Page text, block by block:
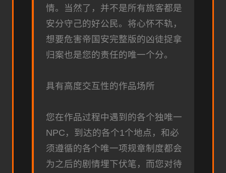
情。当然了，并不是所有旅客都是
安分守己的好公民。将心怀不轨，
想要危害帝国安完整版的凶徒捉拿
归案也是您的责任的唯一个分。
具有高度交互性的作品场所
您在作品过程中遇到的各个独唯一
NPC，到达的各个1个地点，和必
须遵循的各个唯一项规章制度都会
为之后的剧情埋下伏笔，而您对待